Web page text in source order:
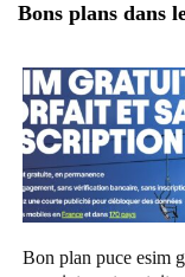
Bons plans dans
Bon plan puce esim